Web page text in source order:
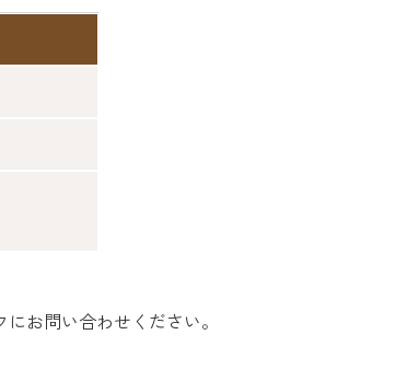
お問い合わせください。